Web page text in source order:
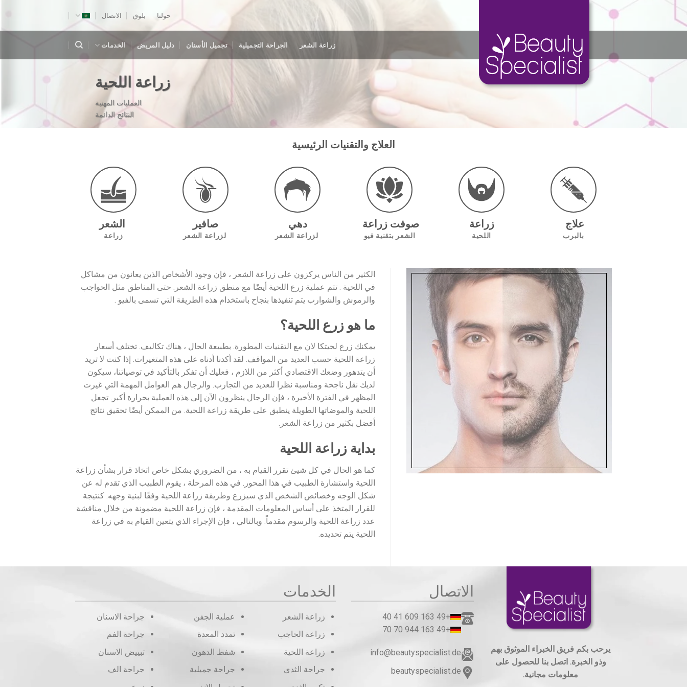
to
content
حولنا بلوق الاتصال
زراعة الشعر الجراحة التجميلية تجميل الأسنان دليل المريض الخدمات
زراعة اللحية
العمليات المهنية
النتائج الدائمة
العلاج والتقنيات الرئيسية
علاج
بالبرب
زراعة
اللحية
صوفت زراعة
الشعر بتقنية فيو
دهي
لزراعة الشعر
صافير
لزراعة الشعر
الشعر
زراعة
الكثير من الناس يركزون على زراعة الشعر ، فإن وجود الأشخاص الذين يعانون من مشاكل
في اللحية . تتم عملية زرع اللحية أيضًا مع منطق زراعة الشعر. حتى المناطق مثل الحواجب
والرموش والشوارب يتم تنفيذها بنجاح باستخدام هذه الطريقة التي تسمى بالفيو .
ما هو زرع اللحية؟
يمكنك زرع لحيتكا لان مع التقنيات المطورة. بطبيعة الحال ، هناك تكاليف. تختلف أسعار
زراعة اللحية حسب العديد من المواقف. لقد أكدنا أدناه على هذه المتغيرات. إذا كنت لا تريد
أن يتدهور وضعك الاقتصادي أكثر من اللازم ، فعليك أن تفكر بالتأكيد في توصياتنا، سيكون
لديك نقل ناجحة ومناسبة نظرا للعديد من التجارب. والرجال هم العوامل المهمة التي غيرت
المظهر في الفترة الأخيرة ، فإن الرجال ينظرون الآن إلى هذه العملية بحرارة أكبر. تجعل
اللحية والموضاتها الطويلة ينطبق على طريقة زراعة اللحية. من الممكن أيضًا تحقيق نتائج
أفضل بكثير من زراعة الشعر.
بداية زراعة اللحية
كما هو الحال في كل شيئ تقرر القيام به ، من الضروري بشكل خاص اتخاذ قرار بشأن زراعة
اللحية واستشارة الطبيب في هذا المحور. في هذه المرحلة ، يقوم الطبيب الذي تقدم له عن
شكل الوجه وخصائص الشخص الذي سيزرع وطريقة زراعة اللحية وفقًا لبنية وجهه. كنتيجة
للقرار المتخذ على أساس المعلومات المقدمة ، فإن زراعة اللحية مضمونة من خلال مناقشة
عدد زراعة اللحية والرسوم مقدماً. وبالتالي ، فإن الإجراء الذي يتعين القيام به في زراعة
اللحية يتم تحديده.
يرحب بكم فريق الخبراء الموثوق بهم
وذو الخبرة. اتصل بنا للحصول على
معلومات مجانية.
الاتصال
+49 163 609 41 40
+49 163 944 70 70
info@beautyspecialist.de
beautyspecialist.de
الخدمات
زراعة الشعر
زراعة الحاجب
زراعة اللحية
جراحة الثدي
عملية الجفن
تمدد المعدة
شفط الدهون
جراحة جميلية
جراحة الاسنان
جراحة الفم
تبييض الاسنان
جراحة الف